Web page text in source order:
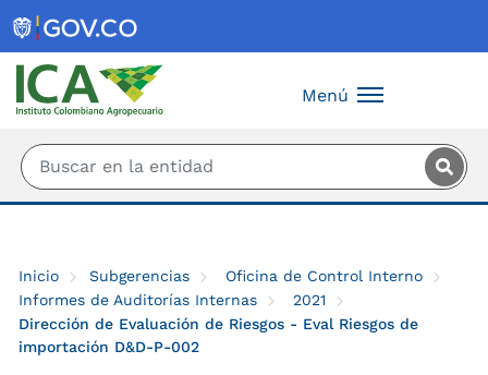
Menú
Inicio Subgerencias
Oficina de Control Interno
Informes de Auditorías Internas
2021
Dirección de Evaluación de Riesgos - Eval Riesgos de
importación D&D-P-002